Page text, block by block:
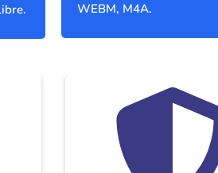
WEBM, M4A.